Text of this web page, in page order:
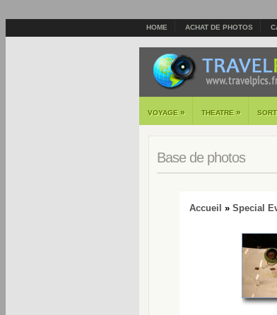
HOME ACHAT DE PHOTOS
VOYAGE » THEATRE »
Base de photos
Accueil » Special